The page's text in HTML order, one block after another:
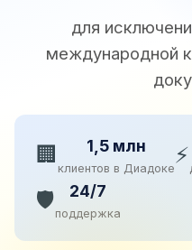
для
международной
🏢 1,5 млн
клиентов в Диадоке⚡
🛡️ 24/7
поддержка